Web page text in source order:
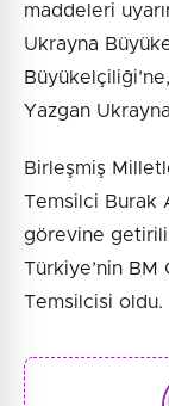
maddeleri
Ukrayna
Yazgan
Birleşmiş
Temsilci Burak
görevine
Türkiye’nin
Temsilcisi oldu.